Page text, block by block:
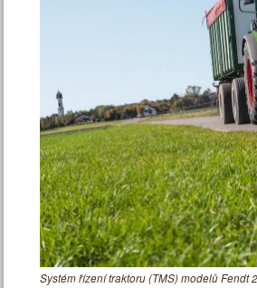
Systém řízení traktoru (TMS) modelů